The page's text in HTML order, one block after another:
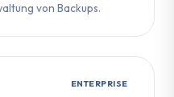
von Backups.
ENTERPRISE